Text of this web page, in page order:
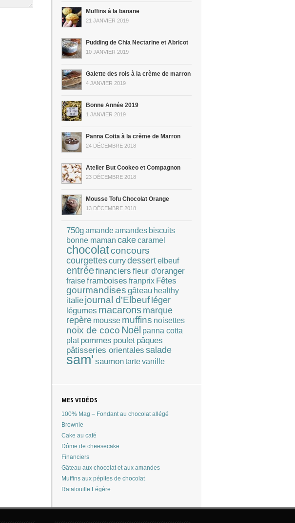
Muffins à la banane
21 JANVIER 2019
Pudding de Chia Nectarine et Abricot
10 JANVIER 2019
Galette des rois à la crème de marron
4 JANVIER 2019
Bonne Année 2019
1 JANVIER 2019
Panna Cotta à la crème de Marron
24 DÉCEMBRE 2018
Atelier But Cookeo et Compagnon
23 DÉCEMBRE 2018
Mousse Tofu Chocolat Orange
13 DÉCEMBRE 2018
750gamandeamandes biscuits
bonne maman cakecaramel
chocolatconcours
courgettescurrydessertelbeuf
entréefinanciers fleur d'oranger
fraiseframboises franprix Fêtes
gourmandises gâteau healthy
italie journal d'Elbeuf léger
légumes macarons marque
repère mousse muffins noisettes
noix de coco Noël panna cotta
plat pommes poulet pâques
pâtisseries orientales salade
sam' saumontartevanille
MES VIDÉOS
100% Mag – Fondant au chocolat allégé
Brownie
Cake au café
Dôme de cheesecake
Financiers
Gâteau aux chocolat et aux amandes
Muffins aux pépites de chocolat
Ratatouille Légère